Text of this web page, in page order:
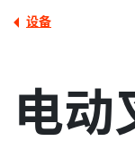
设备
电动